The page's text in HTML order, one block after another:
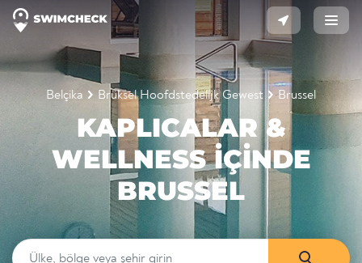
Belçika Brüksel Hoofdstedelijk Gewest Brussel
KAPLICALAR &
WELLNESS IÇINDE
BRUSSEL